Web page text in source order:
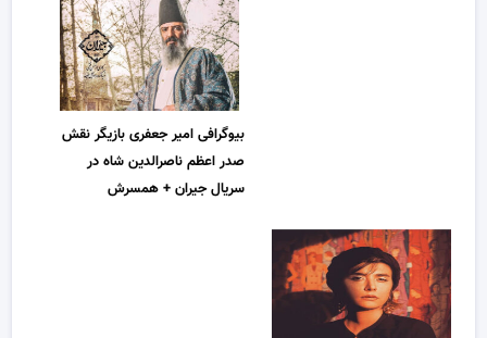
بیوگرافی امیر جعفری بازیگر نقش
صدر اعظم ناصرالدین شاه در
سریال جیران + همسرش